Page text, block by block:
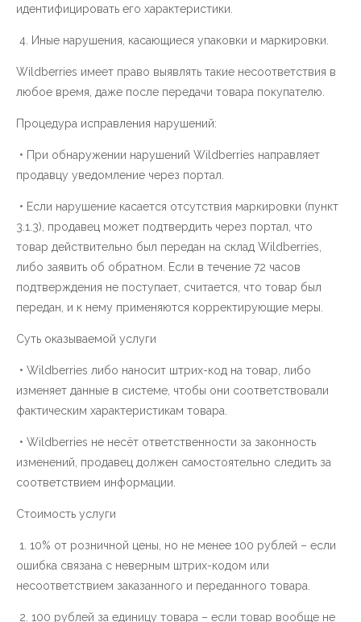
идентифицировать его характеристики.
4. Иные нарушения, касающиеся упаковки и маркировки.
Wildberries имеет право выявлять такие несоответствия в
любое время, даже после передачи товара покупателю.
Процедура исправления нарушений:
• При обнаружении нарушений Wildberries направляет
продавцу уведомление через портал.
• Если нарушение касается отсутствия маркировки (пункт
3.1.3), продавец может подтвердить через портал, что
товар действительно был передан на склад Wildberries,
либо заявить об обратном. Если в течение 72 часов
подтверждения не поступает, считается, что товар был
передан, и к нему применяются корректирующие меры.
Суть оказываемой услуги
• Wildberries либо наносит штрих-код на товар, либо
изменяет данные в системе, чтобы они соответствовали
фактическим характеристикам товара.
• Wildberries не несёт ответственности за законность
изменений, продавец должен самостоятельно следить за
соответствием информации.
Стоимость услуги
1. 10% от розничной цены, но не менее 100 рублей – если
ошибка связана с неверным штрих-кодом или
несоответствием заказанного и переданного товара.
2. 100 рублей за единицу товара – если товар вообще не